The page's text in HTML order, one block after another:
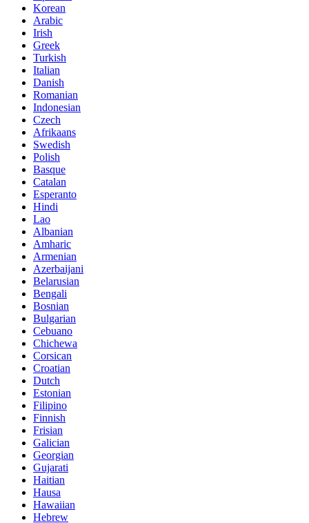
Korean
Arabic
Irish
Greek
Turkish
Italian
Danish
Romanian
Indonesian
Czech
Afrikaans
Swedish
Polish
Basque
Catalan
Esperanto
Hindi
Lao
Albanian
Amharic
Armenian
Azerbaijani
Belarusian
Bengali
Bosnian
Bulgarian
Cebuano
Chichewa
Corsican
Croatian
Dutch
Estonian
Filipino
Finnish
Frisian
Galician
Georgian
Gujarati
Haitian
Hausa
Hawaiian
Hebrew